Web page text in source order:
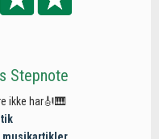
Stepnote
ikke har🎻🎹